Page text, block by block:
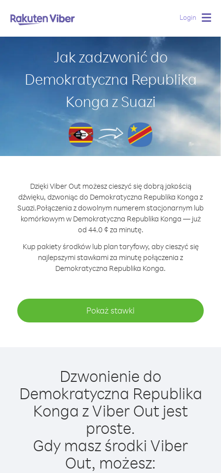
Login
Jak zadzwonić do
Demokratyczna Republika
Konga z Suazi
Dzięki Viber Out możesz cieszyć się dobrą jakością
dźwięku, dzwoniąc do Demokratyczna Republika Konga z
Suazi.Połączenia z dowolnym numerem stacjonarnym lub
komórkowym w Demokratyczna Republika Konga — już
od 44.0 ¢ za minutę.
Kup pakiety środków lub plan taryfowy, aby cieszyć się
najlepszymi stawkami za minutę połączenia z
Demokratyczna Republika Konga.
Pokaż stawki
Dzwonienie do
Demokratyczna Republika
Konga z Viber Out jest
proste.
Gdy masz środki Viber
Out, możesz: